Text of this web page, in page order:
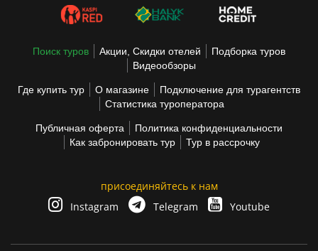
Поиск туров Акции, Скидки отелей
Подборка туров
Видеообзоры
Где купить тур О магазине
Подключение для турагентств
Статистика туроператора
Публичная оферта
Политика конфиденциальности
Как забронировать тур
Тур в рассрочку
присоединяйтесь к нам
Instagram
Telegram Youtube